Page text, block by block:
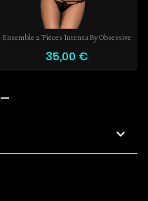
Ensemble 2 Pièces Intensa By Obsessive
35,00 €
